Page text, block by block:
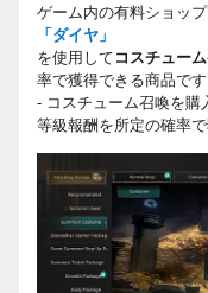
ゲーム内の有料ショップ
「ダイヤ」
を使用して コスチューム
率で獲得できる商品です
- コスチューム召喚を
等級報酬を所定の確率で